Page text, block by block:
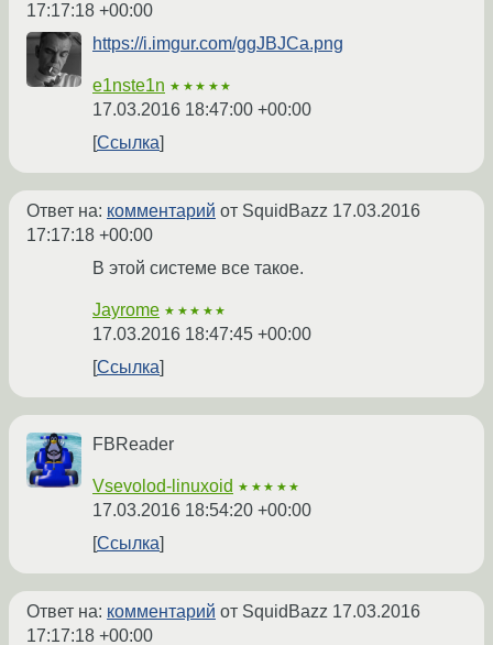
17:17:18 +00:00
https://i.imgur.com/ggJBJCa.png
e1nste1n ★★★★★
17.03.2016 18:47:00 +00:00
Ссылка
Ответ на: комментарий от SquidBazz 17.03.2016
17:17:18 +00:00
В этой системе все такое.
Jayrome ★★★★★
17.03.2016 18:47:45 +00:00
Ссылка
FBReader
Vsevolod-linuxoid ★★★★★
17.03.2016 18:54:20 +00:00
Ссылка
Ответ на: комментарий от SquidBazz 17.03.2016
17:17:18 +00:00